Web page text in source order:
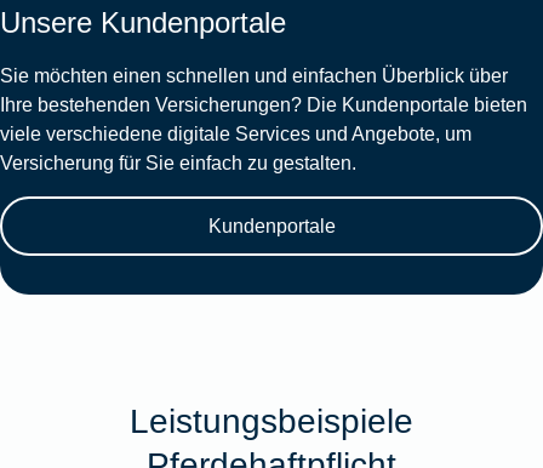
Unsere Kundenportale
Sie möchten einen schnellen und einfachen Überblick über
Ihre bestehenden Versicherungen? Die Kundenportale bieten
viele verschiedene digitale Services und Angebote, um
Versicherung für Sie einfach zu gestalten.
Kundenportale
Leistungsbeispiele